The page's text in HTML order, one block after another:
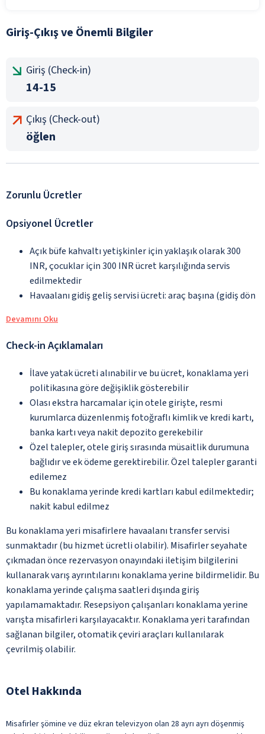
Giriş-Çıkış ve Önemli Bilgiler
Giriş (Check-in)
14-15
Çıkış (Check-out)
öğlen
Zorunlu Ücretler
Opsiyonel Ücretler
Açık büfe kahvaltı yetişkinler için yaklaşık olarak 300
INR, çocuklar için 300 INR ücret karşılığında servis
edilmektedir
Havaalanı gidiş geliş servisi ücreti: araç başına (gidiş dön
Devamını Oku
Check-in Açıklamaları
İlave yatak ücreti alınabilir ve bu ücret, konaklama yeri
politikasına göre değişiklik gösterebilir
Olası ekstra harcamalar için otele girişte, resmi
kurumlarca düzenlenmiş fotoğraflı kimlik ve kredi kartı,
banka kartı veya nakit depozito gerekebilir
Özel talepler, otele giriş sırasında müsaitlik durumuna
bağlıdır ve ek ödeme gerektirebilir. Özel talepler garanti
edilemez
Bu konaklama yerinde kredi kartları kabul edilmektedir;
nakit kabul edilmez
Bu konaklama yeri misafirlere havaalanı transfer servisi
sunmaktadır (bu hizmet ücretli olabilir). Misafirler seyahate
çıkmadan önce rezervasyon onayındaki iletişim bilgilerini
kullanarak varış ayrıntılarını konaklama yerine bildirmelidir. Bu
konaklama yerinde çalışma saatleri dışında giriş
yapılamamaktadır. Resepsiyon çalışanları konaklama yerine
varışta misafirleri karşılayacaktır. Konaklama yeri tarafından
sağlanan bilgiler, otomatik çeviri araçları kullanılarak
çevrilmiş olabilir.
Otel Hakkında
Misafirler şömine ve düz ekran televizyon olan 28 ayrı ayrı döşenmiş